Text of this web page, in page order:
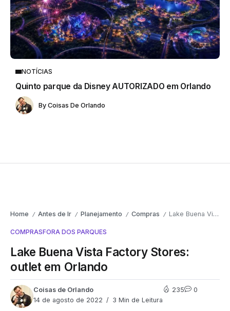
NOTÍCIAS
Quinto parque da Disney AUTORIZADO em Orlando
By Coisas De Orlando
Home / Antes de Ir / Planejamento / Compras / Lake Buena Vista Factory Stores: outlet em Orlando
COMPRASFORA DOS PARQUES
Lake Buena Vista Factory Stores:
outlet em Orlando
Coisas de Orlando
14 de agosto de 2022
3 Min de Leitura
235 0